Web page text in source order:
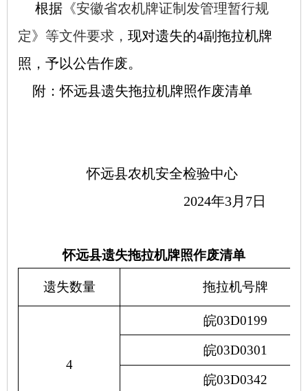
根据 《安徽省农机牌证制发管理暂行规
定》等文件要求， 现对遗失的4副拖拉机牌
照， 予以公告作废。
附：怀远县遗失拖拉机牌照作废清单
怀远县农机安全检验中心
2024年3月 7日
怀远县遗失拖拉机牌照作废清单
遗失数量 拖拉机号牌
4
皖03D0199
皖03D0301
皖03D0342